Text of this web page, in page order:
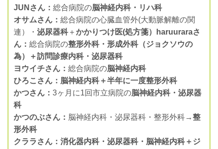
JUNさん： 総合病院の脳神経内科・リハ科
オサムさん： 総合病院の心臓血管外(大動脈解離の関
連）・ 泌尿器科＋かかりつけ医(処方箋）​haruuraraさ
ん： 総合病院の整形外科・形成外科（ジョクソウの
為）＋訪問診療内科・泌尿器科
ヨウイチさん： 総合病院の脳神経内科
ひろこさん：脳神経内科＋半年に一度整形外科
かつさん： 3ヶ月に1回市立病院の脳神経内科・泌尿器
科
かつのぶさん： 脳神経内科・泌尿器科・整形外科→整
形外科
クララさん：消化器内科・泌尿器科・脳神経内科＋ジ